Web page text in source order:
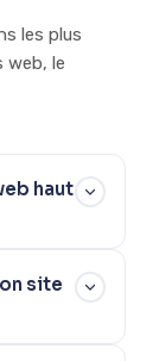
les plus
web, le
haut
professions
— dont les
site